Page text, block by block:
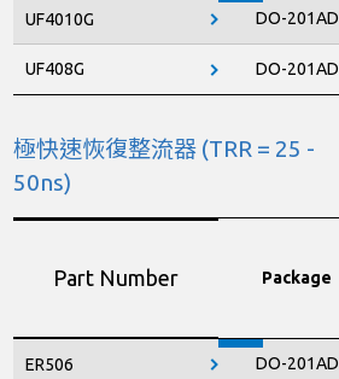
UF4010G
UF408G
DO-201AD
DO-201AD
極快速恢復整流器 (TRR = 25 -
50ns)
Part Number
ER506
Package
DO-201AD